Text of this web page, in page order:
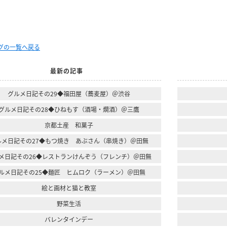
の一覧へ戻る
最新の記事
グルメ日記その29◆福田屋（蕎麦屋）＠渋谷
ルメ日記その28◆ひねもす（酒場・燗酒）＠三鷹
京都土産 和菓子
メ日記その27◆もつ焼き あぶさん（串焼き）＠田無
日記その26◆レストランけんぞう（フレンチ）＠田無
メ日記その25◆麺匠 ヒムロク（ラーメン）＠田無
絵と画材と猫と教室
野菜生活
バレンタインデー